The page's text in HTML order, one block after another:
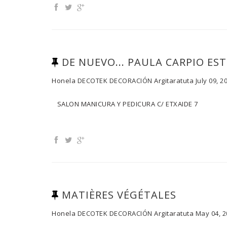
DE NUEVO... PAULA CARPIO
Honela DECOTEK DECORACIÓN Argitaratuta July 09,
SALON MANICURA Y PEDICURA C/ ETXAIDE 7
MATIÈRES VÉGÉTALES
Honela DECOTEK DECORACIÓN Argitaratuta May 04,